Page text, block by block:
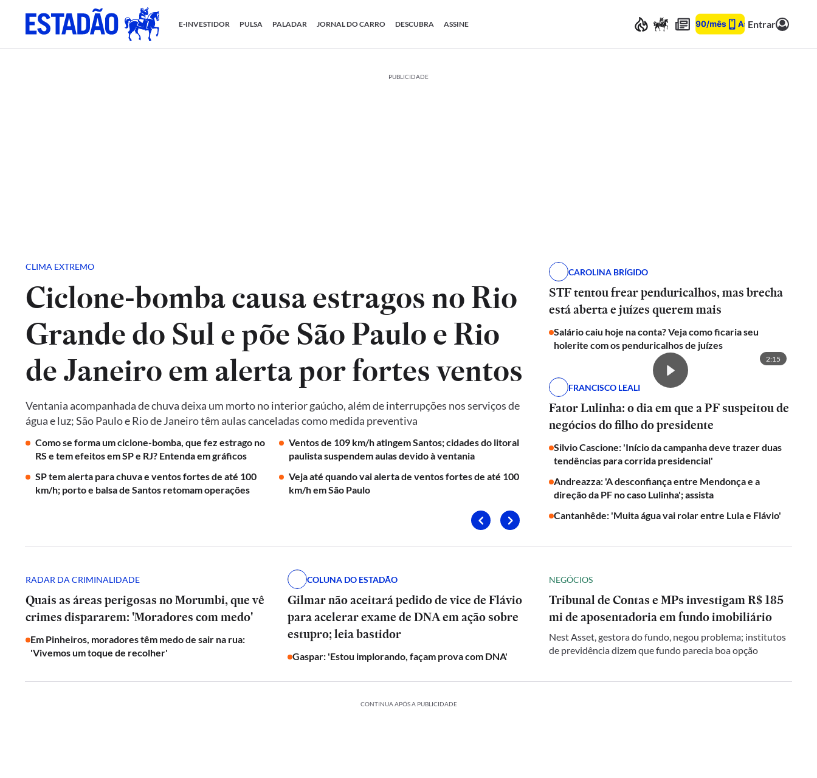
E-INVESTIDOR PULSA PALADAR JORNAL DO CARRO DESCUBRA ASSINE Entrar
PUBLICIDADE
CLIMA EXTREMO
Ciclone-bomba causa estragos no Rio
Grande do Sul e põe São Paulo e Rio
de Janeiro em alerta por fortes ventos
Ventania acompanhada de chuva deixa um morto no interior gaúcho, além de interrupções nos serviços de
água e luz; São Paulo e Rio de Janeiro têm aulas canceladas como medida preventiva
Como se forma um ciclone-bomba, que fez estrago no
RS e tem efeitos em SP e RJ? Entenda em gráficos
Ventos de 109 km/h atingem Santos; cidades do litoral
paulista suspendem aulas devido à ventania
SP tem alerta para chuva e ventos fortes de até 100
km/h; porto e balsa de Santos retomam operações
Veja até quando vai alerta de ventos fortes de até 100
km/h em São Paulo
CAROLINA BRÍGIDO
STF tentou frear penduricalhos, mas brecha
está aberta e juízes querem mais
Salário caiu hoje na conta? Veja como ficaria seu
holerite com os penduricalhos de juízes
2:15
FRANCISCO LEALI
Fator Lulinha: o dia em que a PF suspeitou de
negócios do filho do presidente
Silvio Cascione: 'Início da campanha deve trazer duas
tendências para corrida presidencial'
Andreazza: 'A desconfiança entre Mendonça e a
direção da PF no caso Lulinha'; assista
Cantanhêde: 'Muita água vai rolar entre Lula e Flávio'
RADAR DA CRIMINALIDADE
Quais as áreas perigosas no Morumbi, que vê
crimes dispararem: 'Moradores com medo'
Em Pinheiros, moradores têm medo de sair na rua:
'Vivemos um toque de recolher'
COLUNA DO ESTADÃO
Gilmar não aceitará pedido de vice de Flávio
para acelerar exame de DNA em ação sobre
estupro; leia bastidor
Gaspar: 'Estou implorando, façam prova com DNA'
NEGÓCIOS
Tribunal de Contas e MPs investigam R$ 185
mi de aposentadoria em fundo imobiliário
Nest Asset, gestora do fundo, negou problema; institutos
de previdência dizem que fundo parecia boa opção
CONTINUA APÓS A PUBLICIDADE